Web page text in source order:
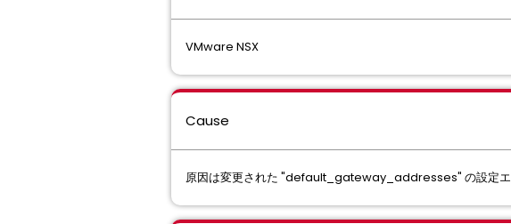
VMware NSX
Cause
原因は変更された "default_gateway_addresses" の設定エ